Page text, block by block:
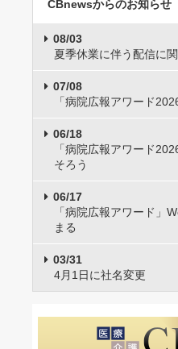
CBnewsからのお知らせ
08/03
夏季休業に伴う配信に
07/08
「病院広報アワード
06/18
「病院広報アワード
そろう
06/17
「病院広報アワード」
まる
03/31
4月1日に社名変更